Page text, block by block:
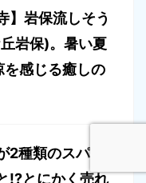
】岩保流しそう
岩保)。暑い夏
感じる癒しの
2種類のスパイ
!?とにかく売れ